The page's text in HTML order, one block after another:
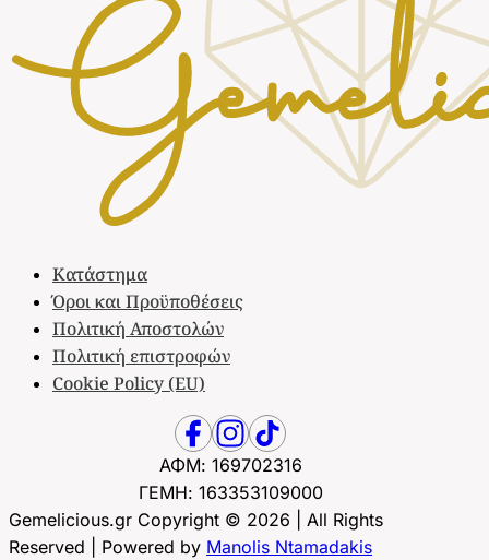
Κατάστημα
Όροι και Προϋποθέσεις
Πολιτική Αποστολών
Πολιτική επιστροφών
Cookie Policy (EU)
ΑΦΜ: 169702316
ΓΕΜΗ: 163353109000
Gemelicious.gr Copyright © 2026 | All Rights
Reserved | Powered by Manolis Ntamadakis